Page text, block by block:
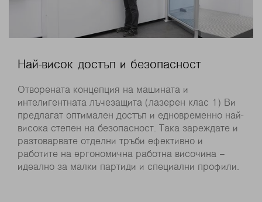
Най-висок достъп и безопасност
Отворената концепция на машината и
интелигентната лъчезащита (лазерен клас 1) Ви
предлагат оптимален достъп и едновременно най-
висока степен на безопасност. Така зареждате и
разтоварвате отделни тръби ефективно и
работите на ергономична работна височина –
идеално за малки партиди и специални профили.